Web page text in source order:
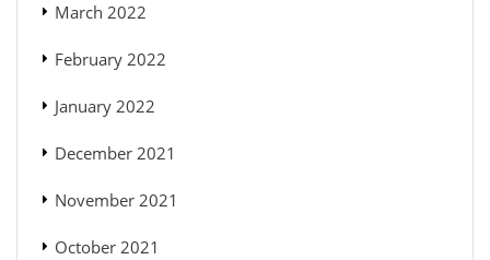
March 2022
February 2022
January 2022
December 2021
November 2021
October 2021